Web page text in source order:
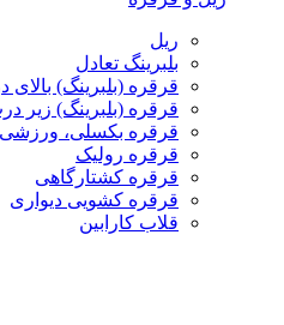
ریل
بلبرینگ تعادل
قرقره (بلبرینگ) بالای
قرقره (بلبرینگ) زیر
قرقره بکسلی،
قرقره رولیک
قرقره کشتارگاهی
قرقره کشویی دیواری
قلاب کارابین